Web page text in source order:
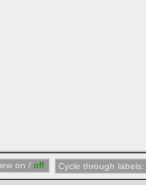
on / off Cycle through labels: